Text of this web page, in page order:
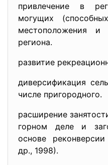
привлечение в
могущих
местоположения и
региона.
развитие
диверсификация
числе пригородного.
расширение
горном деле и
основе
др., 1998).